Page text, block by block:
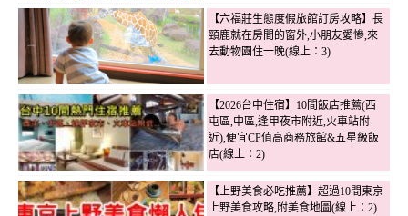
【六福莊生態度假旅館訂房攻略】長
頸鹿就在房間的窗外,小朋友愛慘,來
去動物園住一晚(線上：3)
【2026台中住宿】10間飯店推薦(西
屯區,中區,逢甲夜市附近,火車站附
近),便宜CP值高商務旅館&五星級飯
店(線上：2)
【上野美食必吃推薦】超過10間東京
上野美食攻略,附美食地圖(線上：2)